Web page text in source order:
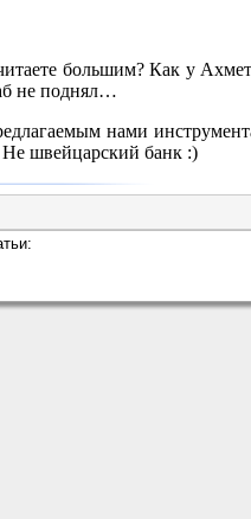
большим? Как у
не поднял…
нами
Не швейцарский банк :)